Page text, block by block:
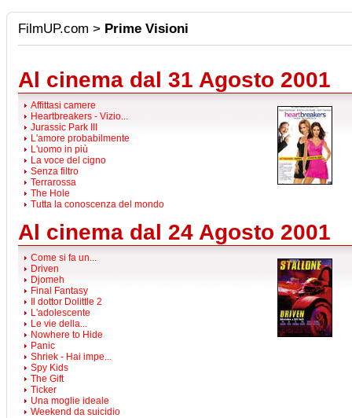
FilmUP.com > Prime Visioni
Al cinema dal 31 Agosto 2001
Affittasi camere
Heartbreakers - Vizio...
Jurassic Park III
L'amore probabilmente
L'uomo in più
La voce del cigno
Senza filtro
Terrarossa
The Hole
Tutta la conoscenza del mondo
Al cinema dal 24 Agosto 2001
Come si fa un...
Driven
Djomeh
Final Fantasy
Il dottor Dolittle 2
L'adolescente
Le vie della...
Nowhere to Hide
Panic
Shriek - Hai impe...
Spy Kids
The Gift
Ticker
Una moglie ideale
Weekend da suicidio